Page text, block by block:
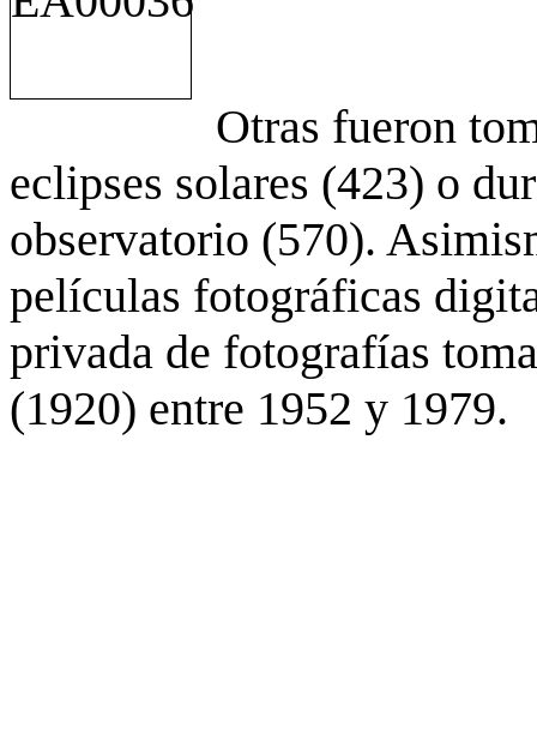
Otras fueron
eclipses solares (423) o
observatorio (570).
películas fotográficas
privada de fotografías
(1920) entre 1952 y 1979.